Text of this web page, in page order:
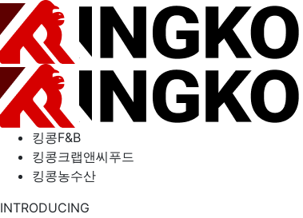
킹콩F&B
킹콩크랩앤씨푸드
킹콩농수산
INTRODUCING